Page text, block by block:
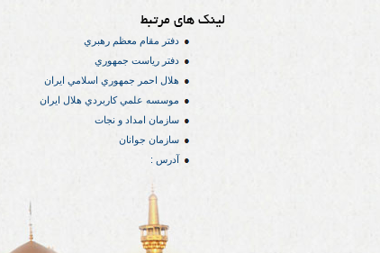
لینک های مرتبط
دفتر مقام معظم رهبري
دفتر رياست جمهوري
هلال احمر جمهوري اسلامي ايران
موسسه علمي كاربردي هلال ایران
سازمان امداد و نجات
سازمان جوانان
آدرس :